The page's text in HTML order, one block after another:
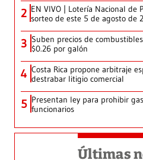
2 EN VIVO | Lotería Nacional de
sorteo de este 5 de agosto de
3 Suben precios de
$0.26 por galón
4 Costa Rica propone arbitraje
destrabar litigio comercial
5 Presentan ley para prohibir
funcionarios
Últimas